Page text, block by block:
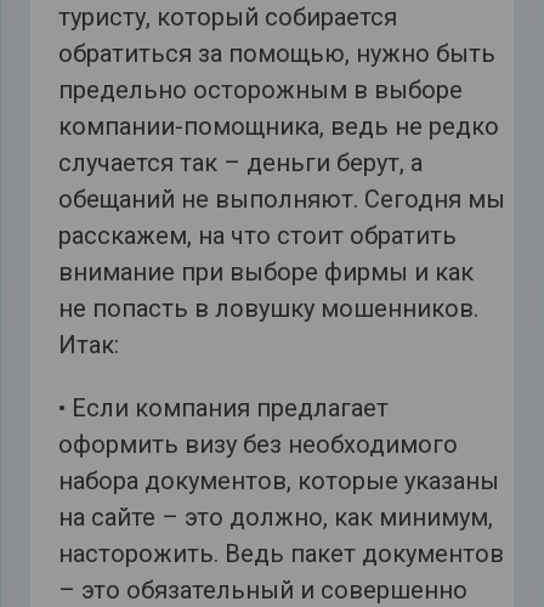
туристу, который собирается
обратиться за помощью, нужно быть
предельно осторожным в выборе
компании-помощника, ведь не редко
случается так – деньги берут, а
обещаний не выполняют. Сегодня мы
расскажем, на что стоит обратить
внимание при выборе фирмы и как
не попасть в ловушку мошенников.
Итак:
• Если компания предлагает
оформить визу без необходимого
набора документов, которые указаны
на сайте – это должно, как минимум,
насторожить. Ведь пакет документов
– это обязательный и совершенно